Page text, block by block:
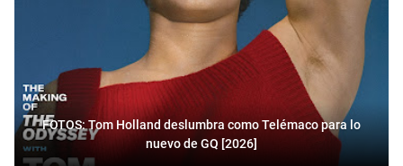
FOTOS: Tom Holland deslumbra como Telémaco para lo
nuevo de GQ [2026]